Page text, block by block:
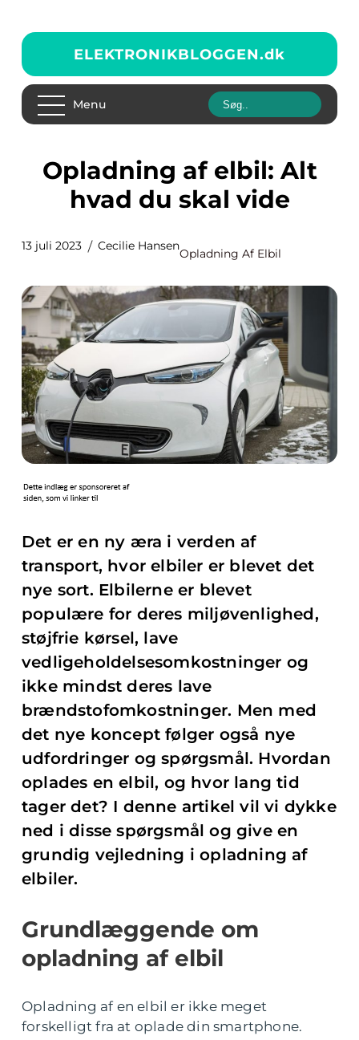
ELEKTRONIKBLOGGEN.dk
Menu
Opladning af elbil: Alt
hvad du skal vide
13 juli 2023 Cecilie Hansen
Opladning Af Elbil
Det er en ny æra i verden af
transport, hvor elbiler er blevet det
nye sort. Elbilerne er blevet
populære for deres miljøvenlighed,
støjfrie kørsel, lave
vedligeholdelsesomkostninger og
ikke mindst deres lave
brændstofomkostninger. Men med
det nye koncept følger også nye
udfordringer og spørgsmål. Hvordan
oplades en elbil, og hvor lang tid
tager det? I denne artikel vil vi dykke
ned i disse spørgsmål og give en
grundig vejledning i opladning af
elbiler.
Grundlæggende om
opladning af elbil
Opladning af en elbil er ikke meget
forskelligt fra at oplade din smartphone.